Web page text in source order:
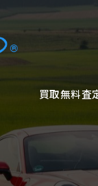
買取無料査